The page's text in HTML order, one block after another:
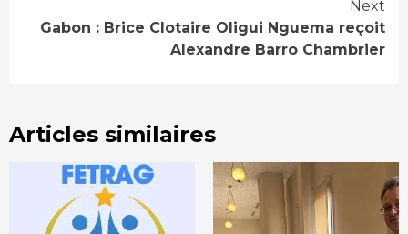
Next
Gabon : Brice Clotaire Oligui Nguema reçoit
Alexandre Barro Chambrier
Articles similaires